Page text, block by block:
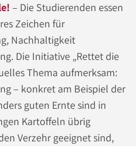
– Die Studierenden essen
Zeichen für
Nachhaltigkeit
Die Initiative „Rettet die
Thema aufmerksam:
– konkret am Beispiel der
guten Ernte sind in
Kartoffeln übrig
Verzehr geeignet sind,